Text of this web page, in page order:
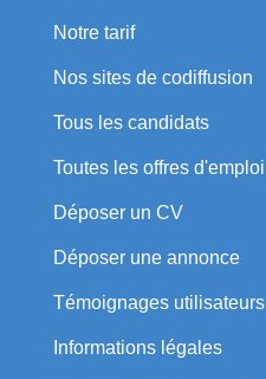
Notre tarif
Nos sites de codiffusion
Tous les candidats
Toutes les offres d'emploi
Déposer un CV
Déposer une annonce
Témoignages utilisateurs
Informations légales